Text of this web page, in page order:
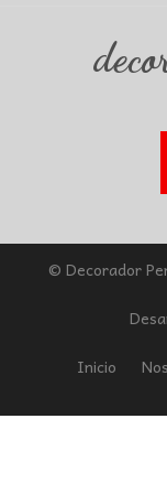
© Decorador
Inicio